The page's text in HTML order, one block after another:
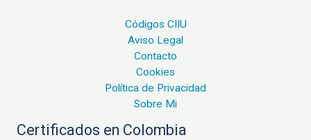
Códigos CIIU
Aviso Legal
Contacto
Cookies
Política de Privacidad
Sobre Mi
Certificados en Colombia